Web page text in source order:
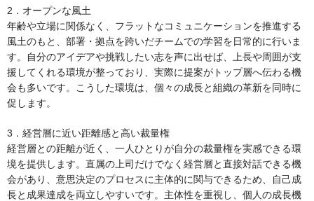
2．オープンな風土
年齢や立場に関係なく、フラットなコミュニケーションを推進する
風土のもと、部署・拠点を跨いだチームでの学習を日常的に行いま
す。自分のアイデアや挑戦したい志を声に出せば、上長や周囲が支
援してくれる環境が整っており、実際に提案がトップ層へ伝わる機
会も多いです。こうした環境は、個々の成長と組織の革新を同時に
促します。
3．経営層に近い距離感と高い裁量権
経営層との距離が近く、一人ひとりが自分の裁量権を実感できる環
境を提供します。直属の上司だけでなく経営層と直接対話できる機
会があり、意思決定のプロセスに主体的に関与できるため、自己成
長と成果達成を両立しやすいです。主体性を重視し、個人の成長機